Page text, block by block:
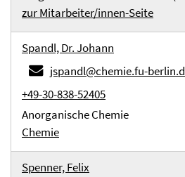
zur Mitarbeiter/innen-Seite
Spandl, Dr. Johann
jspandl@chemie.fu-
+49-30-838-52405
Anorganische Chemie
Chemie
Spenner, Felix